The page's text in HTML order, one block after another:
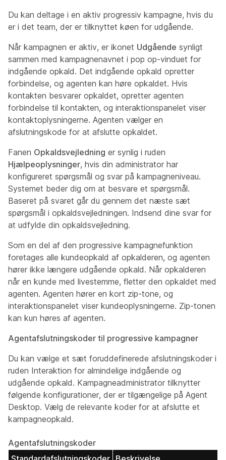
Du kan deltage i en aktiv progressiv kampagne, hvis du
er i det team, der er tilknyttet køen for udgående.
Når kampagnen er aktiv, er ikonet Udgående synligt
sammen med kampagnenavnet i pop op-vinduet for
indgående opkald. Det indgående opkald opretter
forbindelse, og agenten kan høre opkaldet. Hvis
kontakten besvarer opkaldet, opretter agenten
forbindelse til kontakten, og interaktionspanelet viser
kontaktoplysningerne. Agenten vælger en
afslutningskode for at afslutte opkaldet.
Fanen Opkaldsvejledning er synlig i ruden
Hjælpeoplysninger, hvis din administrator har
konfigureret spørgsmål og svar på kampagneniveau.
Systemet beder dig om at besvare et spørgsmål.
Baseret på svaret går du gennem det næste sæt
spørgsmål i opkaldsvejledningen. Indsend dine svar for
at udfylde din opkaldsvejledning.
Som en del af den progressive kampagnefunktion
foretages alle kundeopkald af opkalderen, og agenten
hører ikke længere udgående opkald. Når opkalderen
når en kunde med livestemme, fletter den opkaldet med
agenten. Agenten hører en kort zip-tone, og
interaktionspanelet viser kundeoplysningerne. Zip-tonen
kan kun høres af agenten.
Agentafslutningskoder til progressive kampagner
Du kan vælge et sæt foruddefinerede afslutningskoder i
ruden Interaktion for almindelige indgående og
udgående opkald. Kampagneadministrator tilknytter
følgende konfigurationer, der er tilgængelige på Agent
Desktop. Vælg de relevante koder for at afslutte et
kampagneopkald.
Agentafslutningskoder